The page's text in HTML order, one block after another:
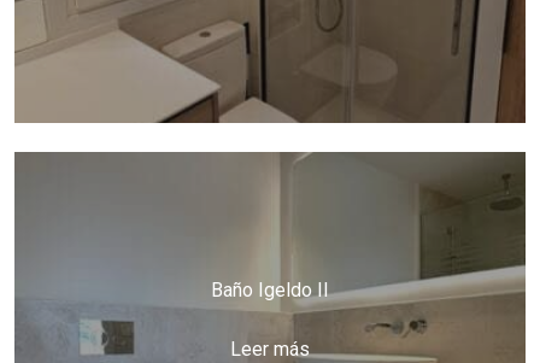
Baño Igeldo II
Leer más